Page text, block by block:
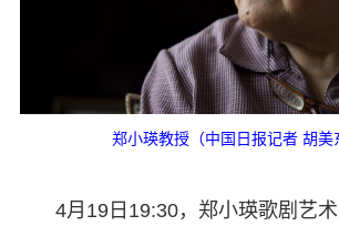
郑小瑛教授（中国日报记者 胡美
4月19日19:30，郑小瑛歌剧艺